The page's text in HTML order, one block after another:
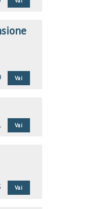
Vai
Vai
Vai